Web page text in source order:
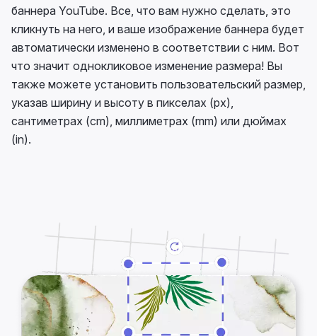
баннера YouTube. Все, что вам нужно сделать, это
кликнуть на него, и ваше изображение баннера будет
автоматически изменено в соответствии с ним. Вот
что значит однокликовое изменение размера! Вы
также можете установить пользовательский размер,
указав ширину и высоту в пикселах (px),
сантиметрах (cm), миллиметрах (mm) или дюймах
(in).